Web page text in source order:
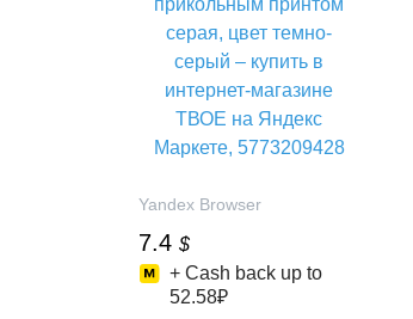
Yandex Browser
7.4 $
+ Cash back up to
52.58₽